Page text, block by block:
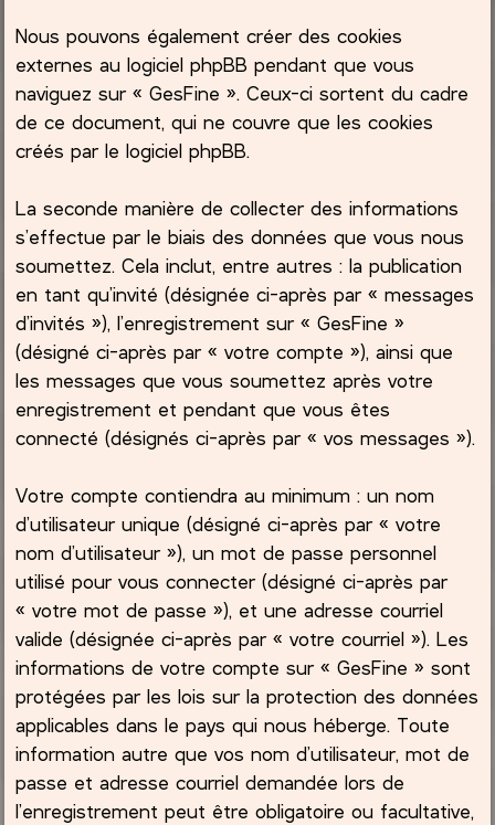
Nous pouvons également créer des cookies
externes au logiciel phpBB pendant que vous
naviguez sur « GesFine ». Ceux-ci sortent du cadre
de ce document, qui ne couvre que les cookies
créés par le logiciel phpBB.
La seconde manière de collecter des informations
s’effectue par le biais des données que vous nous
soumettez. Cela inclut, entre autres : la publication
en tant qu’invité (désignée ci-après par « messages
d’invités »), l’enregistrement sur « GesFine »
(désigné ci-après par « votre compte »), ainsi que
les messages que vous soumettez après votre
enregistrement et pendant que vous êtes
connecté (désignés ci-après par « vos messages »).
Votre compte contiendra au minimum : un nom
d’utilisateur unique (désigné ci-après par « votre
nom d’utilisateur »), un mot de passe personnel
utilisé pour vous connecter (désigné ci-après par
« votre mot de passe »), et une adresse courriel
valide (désignée ci-après par « votre courriel »). Les
informations de votre compte sur « GesFine » sont
protégées par les lois sur la protection des données
applicables dans le pays qui nous héberge. Toute
information autre que vos nom d’utilisateur, mot de
passe et adresse courriel demandée lors de
l’enregistrement peut être obligatoire ou facultative,